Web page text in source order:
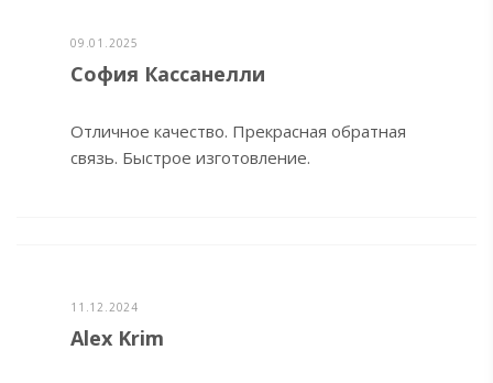
09.01.2025
София Кассанелли
Отличное качество. Прекрасная обратная
связь. Быстрое изготовление.
11.12.2024
Alex Krim